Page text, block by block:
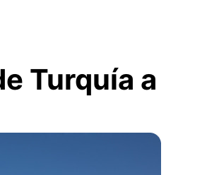
Turquía a